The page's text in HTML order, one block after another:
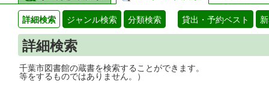
詳細検索 ジャンル検索 分類検索 貸出・予約ベスト
詳細検索
千葉市図書館の蔵書を検索することがで
等をするものではありません。）